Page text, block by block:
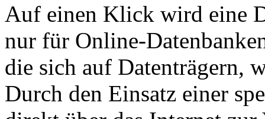
Auf einen Klick wird eine
nur für Online-
die sich auf Datenträgern,
Durch den Einsatz einer